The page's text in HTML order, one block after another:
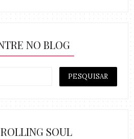
NO BLOG
SOUL